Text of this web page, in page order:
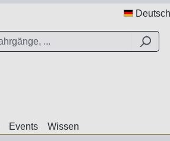
Deutsch
Events Wissen